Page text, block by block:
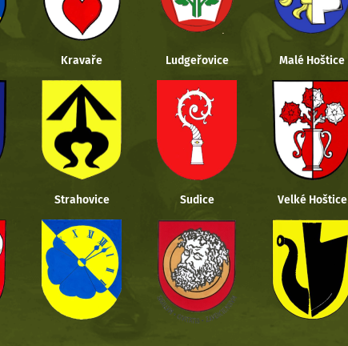
Kravaře Ludgeřovice Malé Hoštice
Strahovice Sudice Velké Hoštice